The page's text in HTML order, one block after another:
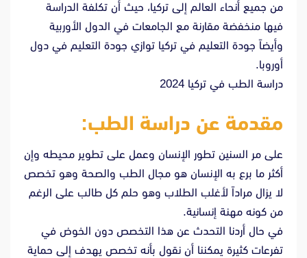
من جميع أنحاء العالم إلى تركيا، حيث أن تكلفة الدراسة
فيها منخفضة مقارنة مع الجامعات في الدول الأوربية
وأيضاً جودة التعليم في تركيا توازي جودة التعليم في دول
أوروبا.
دراسة الطب في تركيا 2024
مقدمة عن دراسة الطب:
على مر السنين تطور الإنسان وعمل على تطوير محيطه وإن
أكثر ما برع به الإنسان هو مجال الطب والصحة وهو تخصص
لا يزال مراداً لأغلب الطلاب وهو حلم كل طالب على الرغم
من كونه مهنة إنسانية.
في حال أردنا التحدث عن هذا التخصص دون الخوض في
تفرعات كثيرة يمكننا أن نقول بأنه تخصص يهدف إلى حماية